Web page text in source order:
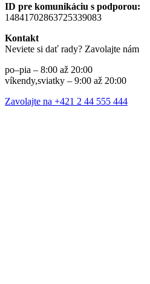
ID pre komunikáciu s podporou:
14841702863725339083
Kontakt
Neviete si dať rady? Zavolajte nám
po–pia – 8:00 až 20:00
víkendy,sviatky – 9:00 až 20:00
Zavolajte na +421 2 44 555 444